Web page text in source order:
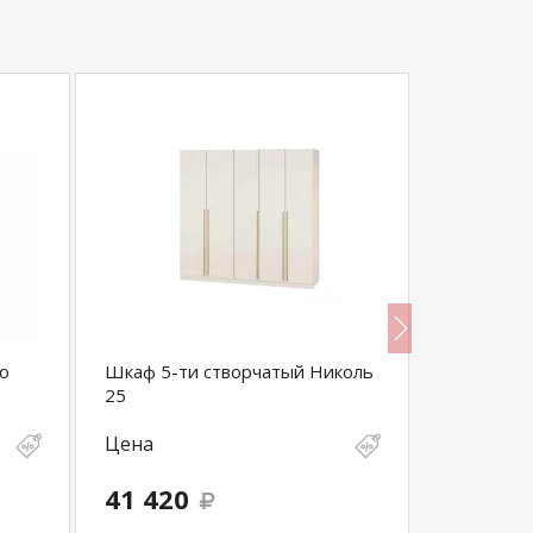
Шкаф 5-ти створчатый Николь
25
Цена
41 420